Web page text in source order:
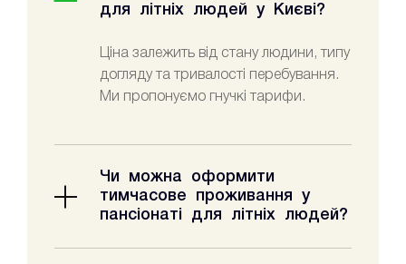
для літніх людей у Києві?
Ціна залежить від стану людини, типу
догляду та тривалості перебування.
Ми пропонуємо гнучкі тарифи.
Чи можна оформити
тимчасове проживання у
пансіонаті для літніх людей?